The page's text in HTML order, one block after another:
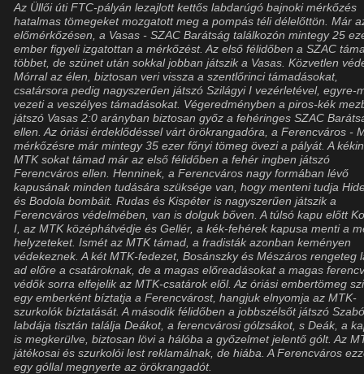
Az Üllői úti FTC-pályán lezajlott kettős labdarúgó bajnoki mérkőzés
hatalmas tömegeket mozgatott meg a pompás téli délelőttön. Már
előmérkőzésen, a Vasas - SZAC Barátság találkozón mintegy 25
ember figyeli izgatottan a mérkőzést. Az első félidőben a SZAC
többet, de szünet után sokkal jobban játszik a Vasas. Közvetlen
Mórral az élen, biztosan veri vissza a szentlőrinci támadásokat,
csatársora pedig nagyszerűen játszó Szilágyi I vezérletével, egyre-
vezeti a veszélyes támadásokat. Végeredményben a piros-kék
játszó Vasas 2:0 arányban biztosan győz a fehéringes SZAC
ellen. Az óriási érdeklődéssel várt örökrangadóra, a Ferencváros -
mérkőzésre már mintegy 35 ezer főnyi tömeg övezi a pályát. A
MTK sokat támad már az első félidőben a fehér ingben játszó
Ferencváros ellen. Henninek, a Ferencváros nagy formában lévő
kapusának minden tudására szüksége van, hogy menteni tudja
és Bodola bombáit. Rudas és Kispéter is nagyszerűen játszik a
Ferencváros védelmében, van is dolguk bőven. A túlsó kapu előtt
I, az MTK középhátvédje és Gellér, a kék-fehérek kapusa menti a
helyzeteket. Ismét az MTK támad, a fradisták azonban keményen
védekeznek. A két MTK-fedezet, Bosánszky és Mészáros rengeteg
ad előre a csatároknak, de a magas előreadásokat a magas
védők sorra elfejelik az MTK-csatárok elől. Az óriási embertömeg
egy emberként bíztatja a Ferencvárost, hangjuk elnyomja az MTK-
szurkolók bíztatását. A második félidőben a jobbszélsőt játszó
labdája tisztán találja Deákot, a ferencvárosi gólzsákot, s Deák, a
is megkerülve, biztosan lövi a hálóba a győzelmet jelentő gólt. Az
játékosai és szurkolói lest reklamálnak, de hiába. A Ferencváros
egy góllal megnyerte az örökrangadót.